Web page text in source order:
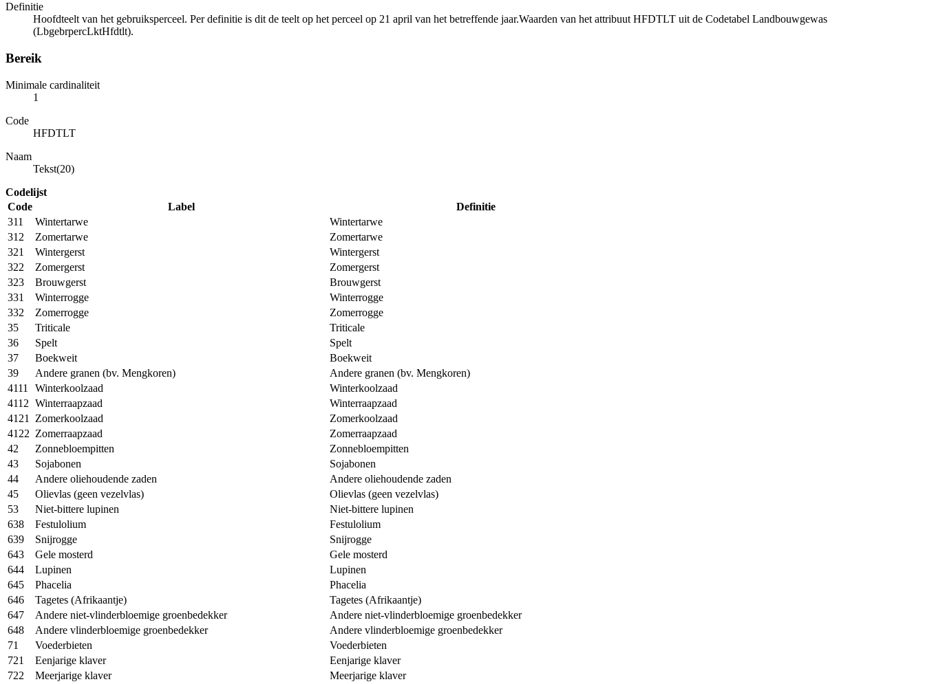
Definitie
Hoofdteelt van het gebruiksperceel. Per definitie is dit de teelt op het perceel op 21 april van het betreffende jaar.Waarden van het attribuut HFDTLT uit de Codetabel Landbouwgewas
(LbgebrpercLktHfdtlt).
Bereik
Minimale cardinaliteit
1
Code
HFDTLT
Naam
Tekst(20)
Codelijst
Code
Label
Definitie
311
Wintertarwe
Wintertarwe
312
Zomertarwe
Zomertarwe
321
Wintergerst
Wintergerst
322
Zomergerst
Zomergerst
323
Brouwgerst
Brouwgerst
331
Winterrogge
Winterrogge
332
Zomerrogge
Zomerrogge
35
Triticale
Triticale
36
Spelt
Spelt
37
Boekweit
Boekweit
39
Andere granen (bv. Mengkoren)
Andere granen (bv. Mengkoren)
4111
Winterkoolzaad
Winterkoolzaad
4112 Winterraapzaad
Winterraapzaad
4121
Zomerkoolzaad
Zomerkoolzaad
4122 Zomerraapzaad
Zomerraapzaad
42
Zonnebloempitten
Zonnebloempitten
43
Sojabonen
Sojabonen
44
Andere oliehoudende zaden
Andere oliehoudende zaden
45
Olievlas (geen vezelvlas)
Olievlas (geen vezelvlas)
53
Niet-bittere lupinen
Niet-bittere lupinen
638
Festulolium
Festulolium
639
Snijrogge
Snijrogge
643
Gele mosterd
Gele mosterd
644
Lupinen
Lupinen
645
Phacelia
Phacelia
646
Tagetes (Afrikaantje)
Tagetes (Afrikaantje)
647
Andere niet-vlinderbloemige groenbedekker
Andere niet-vlinderbloemige groenbedekker
648
Andere vlinderbloemige groenbedekker
Andere vlinderbloemige groenbedekker
71
Voederbieten
Voederbieten
721
Eenjarige klaver
Eenjarige klaver
722
Meerjarige klaver
Meerjarige klaver